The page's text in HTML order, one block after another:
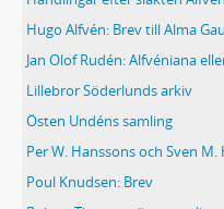
Hugo Alfvén: Brev till Alma
Lillebror Söderlunds arkiv
Östen Undéns samling
Per W. Hanssons och Sven
Poul Knudsen: Brev